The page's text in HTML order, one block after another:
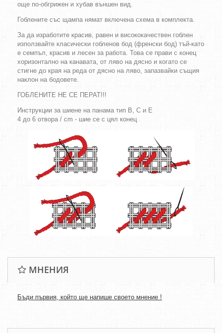
още по-обгрижен и хубав външен вид.
Гоблените със щампа нямат включена схема в комплекта.
За да изработите красив, равен и висококачествен гоблен
използвайте класически гобленов бод (френски бод) тъй-като
е семпъл, красив и лесен за работа. Това се прави с конец
хоризонтално на канавата, от ляво на дясно и когато се
стигне до края на реда от дясно на ляво, запазвайки същия
наклон на бодовете.
ГОБЛЕНИТЕ НЕ СЕ ПЕРАТ!!!
Инструкции за шиене на панама тип B, C и E
4 до 6 отвора / cm - шие се с цял конец
МНЕНИЯ
Бъди първия, който ще напише своето мнение !